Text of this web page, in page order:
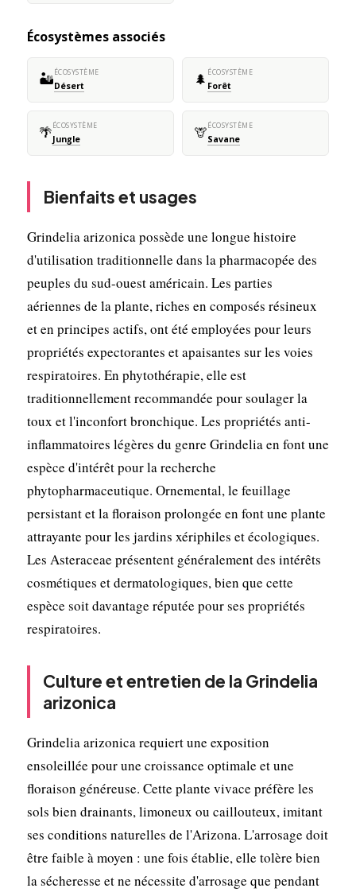
Écosystèmes associés
🏜️ÉCOSYSTÈME
Désert 🌲 ÉCOSYSTÈME
Forêt
🌴ÉCOSYSTÈME
Jungle 🦒ÉCOSYSTÈME
Savane
Bienfaits et usages
Grindelia arizonica possède une longue histoire
d'utilisation traditionnelle dans la pharmacopée des
peuples du sud-ouest américain. Les parties
aériennes de la plante, riches en composés résineux
et en principes actifs, ont été employées pour leurs
propriétés expectorantes et apaisantes sur les voies
respiratoires. En phytothérapie, elle est
traditionnellement recommandée pour soulager la
toux et l'inconfort bronchique. Les propriétés anti-
inflammatoires légères du genre Grindelia en font une
espèce d'intérêt pour la recherche
phytopharmaceutique. Ornemental, le feuillage
persistant et la floraison prolongée en font une plante
attrayante pour les jardins xériphiles et écologiques.
Les Asteraceae présentent généralement des intérêts
cosmétiques et dermatologiques, bien que cette
espèce soit davantage réputée pour ses propriétés
respiratoires.
Culture et entretien de la Grindelia
arizonica
Grindelia arizonica requiert une exposition
ensoleillée pour une croissance optimale et une
floraison généreuse. Cette plante vivace préfère les
sols bien drainants, limoneux ou caillouteux, imitant
ses conditions naturelles de l'Arizona. L'arrosage doit
être faible à moyen : une fois établie, elle tolère bien
la sécheresse et ne nécessite d'arrosage que pendant